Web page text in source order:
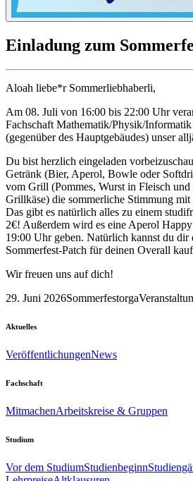
Einladung zum
Aloah liebe*r Sommerliebhaberli,
Am 08. Juli von 16:00 bis 22:00 Uhr
Fachschaft Mathematik/Physik/
(gegenüber des Hauptgebäudes) unser
Du bist herzlich eingeladen
Getränk (Bier, Aperol, Bowle oder
vom Grill (Pommes, Wurst in Fleisch und
Grillkäse) die sommerliche Stimmung mit
Das gibt es natürlich alles zu einem
2€! Außerdem wird es eine Aperol
19:00 Uhr geben. Natürlich kannst du dir
Sommerfest-Patch für deinen Overall
Wir freuen uns auf dich!
29. Juni 2026Sommerfestorga
Aktuelles
VeröffentlichungenNews
Fachschaft
MitmachenArbeitskreise & Gruppen
Studium
Vor dem StudiumStudienbeginn